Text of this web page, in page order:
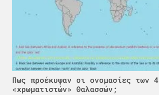
Πως προέκυψαν οι ονομασίες των 4
«χρωματιστών» Θαλασσών;